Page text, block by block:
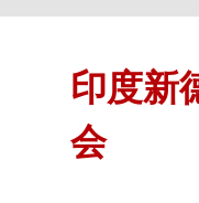
印度新
会